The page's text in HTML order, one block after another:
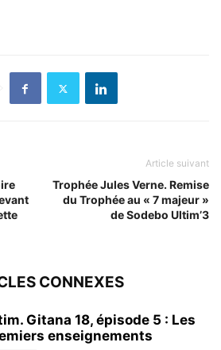
Article suivant
Trophée Jules Verne. Remise
du Trophée au « 7 majeur »
de Sodebo Ultim’3
CONNEXES
Gitana 18, épisode 5 : Les
enseignements